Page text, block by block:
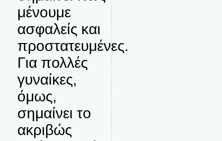
μένουμε
ασφαλείς και
προστατευμένες.
Για πολλές
γυναίκες,
όμως,
σημαίνει το
ακριβώς